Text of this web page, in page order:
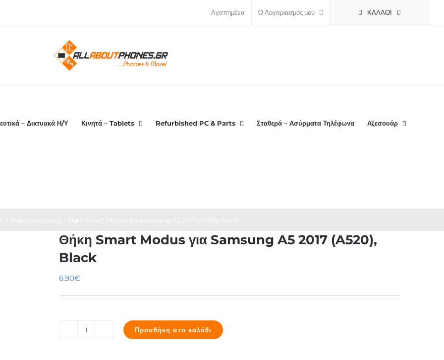
Αγαπημένα Ο Λογαριασμός μου ΚΑΛΆΘΙ
– Δικτυακά Η/Υ Κινητά – Tablets Refurbished PC & Parts Σταθερά – Ασύρματα Τηλέφωνα Αξεσουάρ
Θήκη Smart Modus για Samsung A5 2017 (A520),
Black
6.90€
Προσθήκη στο καλάθι